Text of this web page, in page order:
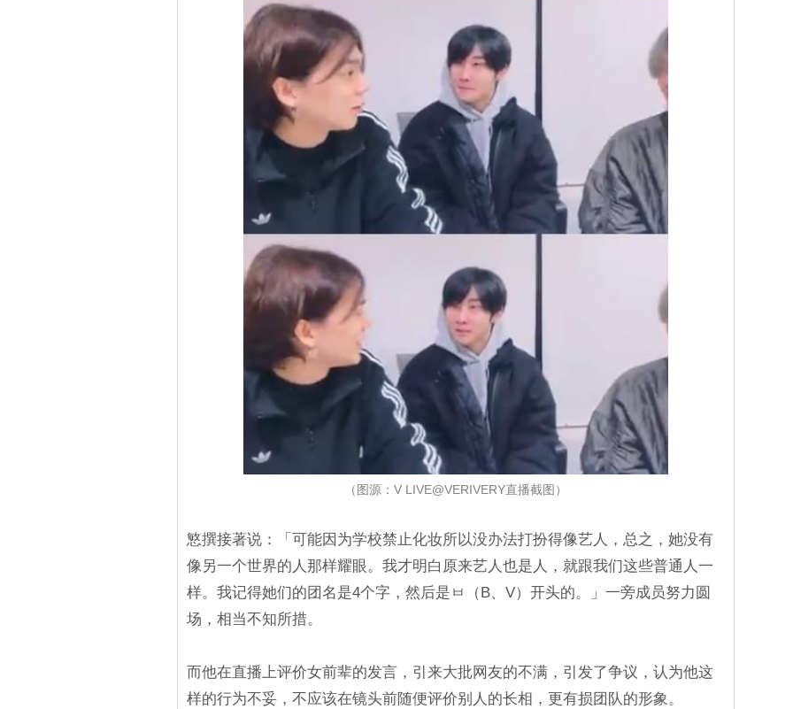
（图源：V LIVE@VERIVERY直播截图）
慜撰接著说：「可能因为学校禁止化妆所以没办法打扮得像艺人，总之，她没有
像另一个世界的人那样耀眼。我才明白原来艺人也是人，就跟我们这些普通人一
样。我记得她们的团名是4个字，然后是ㅂ（B、V）开头的。」一旁成员努力圆
场，相当不知所措。
而他在直播上评价女前辈的发言，引来大批网友的不满，引发了争议，认为他这
样的行为不妥，不应该在镜头前随便评价别人的长相，更有损团队的形象。